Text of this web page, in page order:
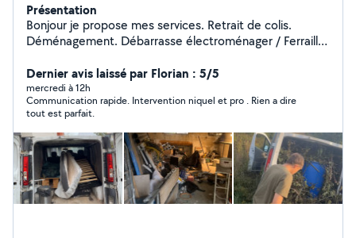
Présentation
Bonjour je propose mes services. Retrait de colis.
Déménagement. Débarrasse électroménager / Ferraille.
de scooter/ vélo/ quad. Besoins d'aller faire les cours
Toujours Accompagné.
Dernier avis laissé par Florian : 5/5
mercredi à 12h
Communication rapide. Intervention niquel et pro . Rien a dire
tout est parfait.